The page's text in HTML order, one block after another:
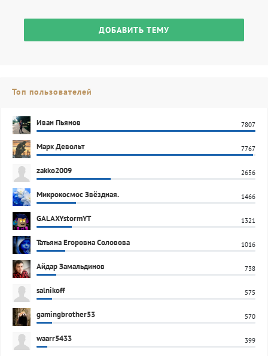
ДОБАВИТЬ ТЕМУ
Топ пользователей
Иван Пьянов 7807
Марк Девольт 7767
zakko2009 2656
Микрокосмос Звёздная. 1466
GALAXYstormYT 1321
Татьяна Егоровна Соловова 1016
Айдар Замальдинов 738
salnikoff 575
gamingbrother53 570
waarr5433 399